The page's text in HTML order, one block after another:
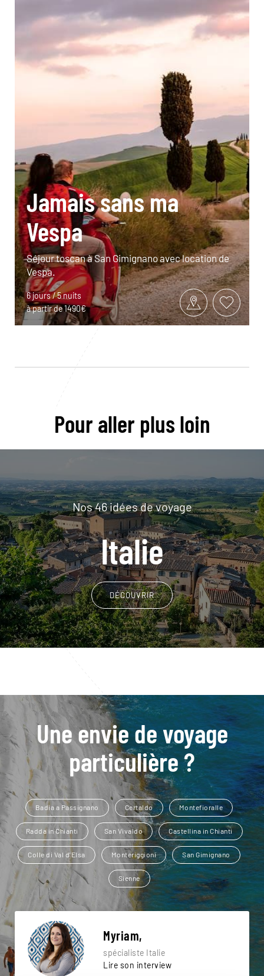
Jamais sans ma
Vespa
Séjour toscan à San Gimignano avec location de
Vespa.
6 jours / 5 nuits
à partir de 1490€
Pour aller plus loin
Nos 46 idées de voyage
Italie
DÉCOUVRIR
Une envie de voyage
particulière ?
Badia a Passignano Certaldo Montefioralle
Radda in Chianti San Vivaldo Castellina in Chianti
Colle di Val d'Elsa Monteriggioni San Gimignano
Sienne
Myriam,
spécialiste Italie
Lire son interview